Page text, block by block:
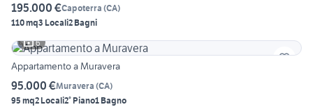
195.000 €Capoterra (CA)
110 mq3 Locali2 Bagni
6
Appartamento a Muravera
95.000 €Muravera (CA)
95 mq2 Locali2° Piano1 Bagno